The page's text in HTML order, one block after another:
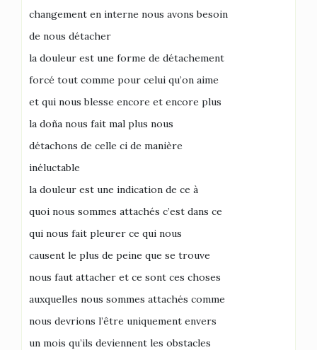
changement en interne nous avons besoin
de nous détacher
la douleur est une forme de détachement
forcé tout comme pour celui qu’on aime
et qui nous blesse encore et encore plus
la doña nous fait mal plus nous
détachons de celle ci de manière
inéluctable
la douleur est une indication de ce à
quoi nous sommes attachés c’est dans ce
qui nous fait pleurer ce qui nous
causent le plus de peine que se trouve
nous faut attacher et ce sont ces choses
auxquelles nous sommes attachés comme
nous devrions l’être uniquement envers
un mois qu’ils deviennent les obstacles